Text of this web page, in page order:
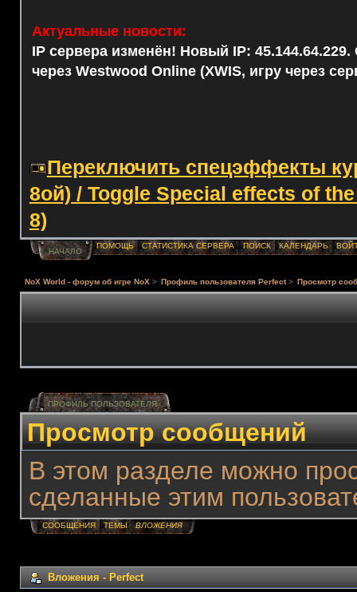
Актуальные новости:
IP сервера изменён! Новый IP: 45.144.64.229.
через Westwood Online (XWIS, игру через
Переключить спецэффекты
8ой) / Toggle Special effects of
8)
НАЧАЛО
ПОМОЩЬ СТАТИСТИКА СЕРВЕРА ПОИСК КАЛЕНДАРЬ
NoX World - форум об игре NoX > Профиль пользователя Perfect> Просмотр
ПРОФИЛЬ ПОЛЬЗОВАТЕЛЯ
Просмотр сообщений
В этом разделе можно
сделанные этим
СООБЩЕНИЯ ТЕМЫ ВЛОЖЕНИЯ
Вложения - Perfect